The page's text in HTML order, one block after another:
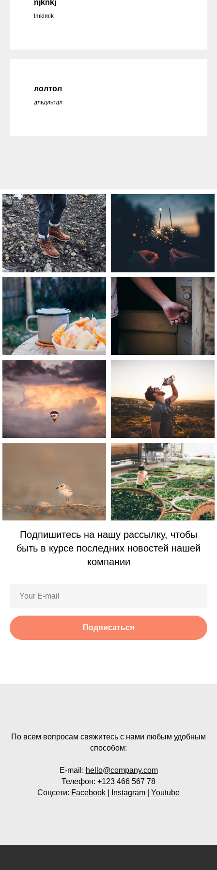
njknkj
lmklmlk
лолтол
дльдльтдл
Подпишитесь на нашу рассылку, чтобы
быть в курсе последних новостей нашей
компании
Подписаться
По всем вопросам свяжитесь с нами любым удобным
способом:
E-mail: hello@company.com
Телефон: +123 466 567 78
Соцсети: Facebook Instagram Youtube